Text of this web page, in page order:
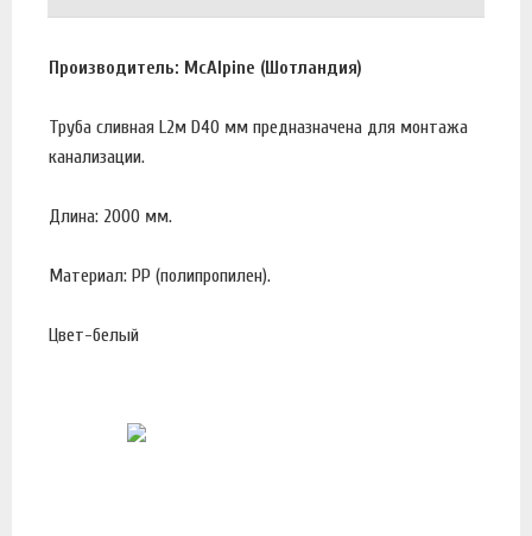
Производитель: McAlpine (Шотландия)
Труба сливная L2м D40 мм предназначена для монтажа
канализации.
Длина: 2000 мм.
Материал: PP (полипропилен).
Цвет-белый